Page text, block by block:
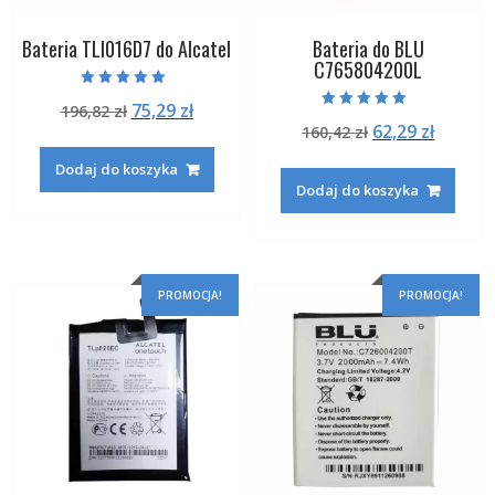
Bateria TLI016D7 do Alcatel
5.00
na 5
196,82zł Pierwotna
wynosiła:
196,82 zł.
75,29 złAktualna
75,29 zł.
Dodaj do koszyka
Bateria do BLU
C765804200L
5.00
na 5
160,42zł Pierwotna
wynosiła:
160,42 zł.
62,29 zł
62,29
Dodaj do koszyka
PROMOCJA! PROMOCJA!